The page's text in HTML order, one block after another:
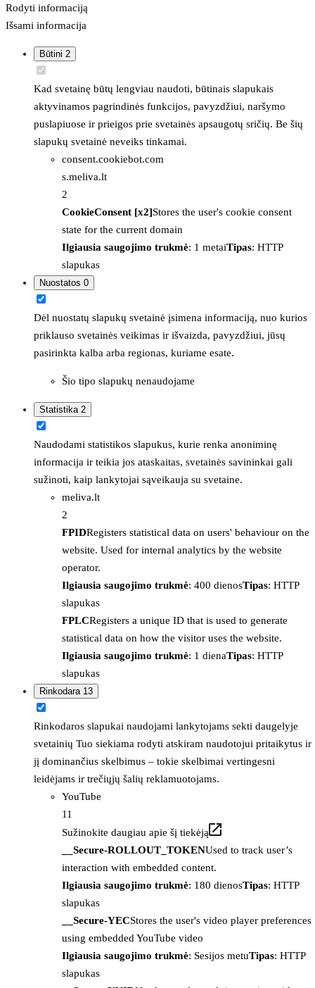
Rodyti informaciją
Išsami informacija
Būtini 2
Kad svetainę būtų lengviau naudoti, būtinais slapukais
aktyvinamos pagrindinės funkcijos, pavyzdžiui, naršymo
puslapiuose ir prieigos prie svetainės apsaugotų sričių. Be šių
slapukų svetainė neveiks tinkamai.
consent.cookiebot.com
s.meliva.lt
2
CookieConsent [x2]Stores the user's cookie consent
state for the current domain
Ilgiausia saugojimo trukmė: 1 metaiTipas: HTTP
slapukas
Nuostatos 0
Dėl nuostatų slapukų svetainė įsimena informaciją, nuo kurios
priklauso svetainės veikimas ir išvaizda, pavyzdžiui, jūsų
pasirinkta kalba arba regionas, kuriame esate.
Šio tipo slapukų nenaudojame
Statistika 2
Naudodami statistikos slapukus, kurie renka anoniminę
informacija ir teikia jos ataskaitas, svetainės savininkai gali
sužinoti, kaip lankytojai sąveikauja su svetaine.
meliva.lt
2
FPIDRegisters statistical data on users' behaviour on the
website. Used for internal analytics by the website
operator.
Ilgiausia saugojimo trukmė: 400 dienosTipas: HTTP
slapukas
FPLCRegisters a unique ID that is used to generate
statistical data on how the visitor uses the website.
Ilgiausia saugojimo trukmė: 1 dienaTipas: HTTP
slapukas
Rinkodara 13
Rinkodaros slapukai naudojami lankytojams sekti daugelyje
svetainių Tuo siekiama rodyti atskiram naudotojui pritaikytus ir
jį dominančius skelbimus – tokie skelbimai vertingesni
leidėjams ir trečiųjų šalių reklamuotojams.
YouTube
11
Sužinokite daugiau apie šį tiekėją
__Secure-ROLLOUT_TOKENUsed to track user’s
interaction with embedded content.
Ilgiausia saugojimo trukmė: 180 dienosTipas: HTTP
slapukas
__Secure-YECStores the user's video player preferences
using embedded YouTube video
Ilgiausia saugojimo trukmė: Sesijos metuTipas: HTTP
slapukas